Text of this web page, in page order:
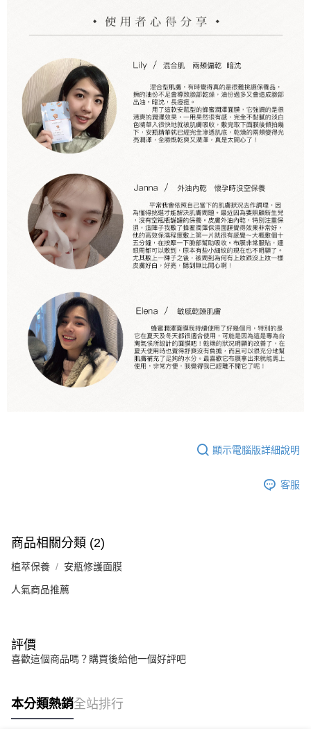
顯示電腦版詳細說明
客服
商品相關分類 (2)
植萃保養 安瓶修護面膜
人氣商品推薦
評價
喜歡這個商品嗎？購買後給他一個好評吧
本分類熱銷全站排行